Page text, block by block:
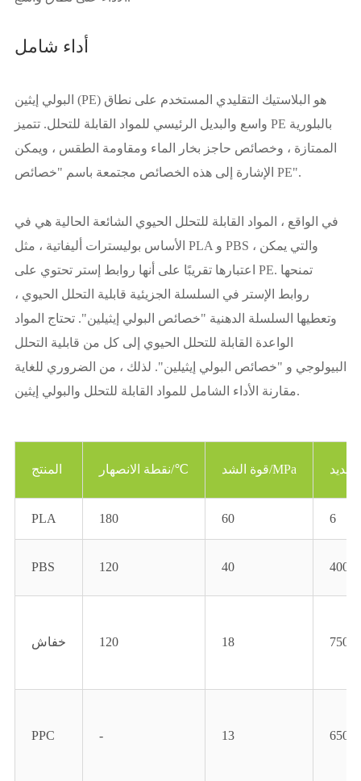
أداء شامل
البولي إيثين (PE) هو البلاستيك التقليدي المستخدم على نطاق
واسع والبديل الرئيسي للمواد القابلة للتحلل. تتميز PE بالبلورية
الممتازة ، وخصائص حاجز بخار الماء ومقاومة الطقس ، ويمكن
الإشارة إلى هذه الخصائص مجتمعة باسم "خصائص PE".
في الواقع ، المواد القابلة للتحلل الحيوي الشائعة الحالية هي في
الأساس بوليسترات أليفاتية ، مثل PLA و PBS ، والتي يمكن
اعتبارها تقريبًا على أنها روابط إستر تحتوي على PE. تمنحها
روابط الإستر في السلسلة الجزيئية قابلية التحلل الحيوي ،
وتعطيها السلسلة الدهنية "خصائص البولي إيثيلين". تحتاج المواد
الواعدة القابلة للتحلل الحيوي إلى كل من قابلية التحلل
البيولوجي و "خصائص البولي إيثيلين". لذلك ، من الضروري للغاية
مقارنة الأداء الشامل للمواد القابلة للتحلل والبولي إيثين.
المنتج نقطة الانصهار/℃ قوة الشد/MPa
PLA 180 60 6
PBS 120 40 400
خفاش 120 18 750
PPC - 13 650